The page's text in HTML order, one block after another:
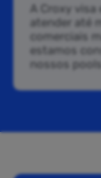
A Croxy
atender até
comerciais
estamos
nossos